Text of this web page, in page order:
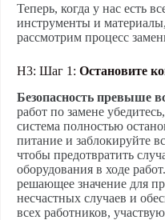
Теперь, когда у нас есть
инструменты и
рассмотрим процесс
H3: Шаг 1: Остановите
Безопасность превыше
работ по замене
система полностью
питание и заблокируйте
чтобы предотвратить
оборудования в ходе
решающее значение для
несчастных случаев и
всех работников,